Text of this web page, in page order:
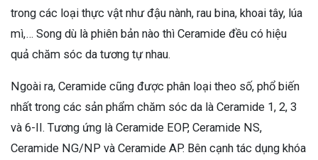
trong các loại thực vật như đậu nành, rau bina, khoai tây, lúa
mì,… Song dù là phiên bản nào thì Ceramide đều có hiệu
quả chăm sóc da tương tự nhau.
Ngoài ra, Ceramide cũng được phân loại theo số, phổ biến
nhất trong các sản phẩm chăm sóc da là Ceramide 1, 2, 3
và 6-II. Tương ứng là Ceramide EOP, Ceramide NS,
Ceramide NG/NP và Ceramide AP. Bên cạnh tác dụng khóa